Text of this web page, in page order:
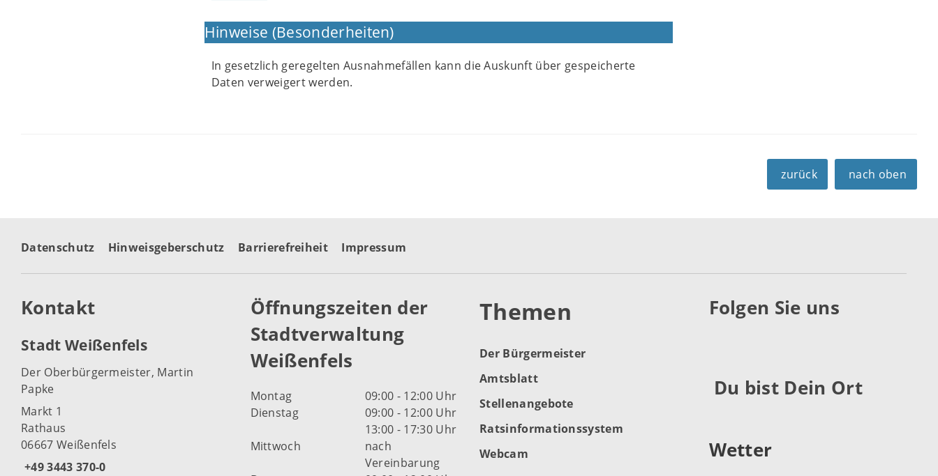
Hinweise (Besonderheiten)
In gesetzlich geregelten Ausnahmefällen kann die Auskunft über gespeicherte
Daten verweigert werden.
zurück nach oben
Datenschutz Hinweisgeberschutz Barrierefreiheit Impressum
Kontakt
Stadt Weißenfels
Der Oberbürgermeister, Martin
Papke
Markt 1
Rathaus
06667 Weißenfels
+49 3443 370-0
Öffnungszeiten der
Stadtverwaltung
Weißenfels
Montag
09:00 - 12:00 Uhr
Dienstag
09:00 - 12:00 Uhr
13:00 - 17:30 Uhr
Mittwoch
nach
Vereinbarung
Themen
Der Bürgermeister
Amtsblatt
Stellenangebote
Ratsinformationssystem
Webcam
Folgen Sie uns
Du bist Dein Ort
Wetter